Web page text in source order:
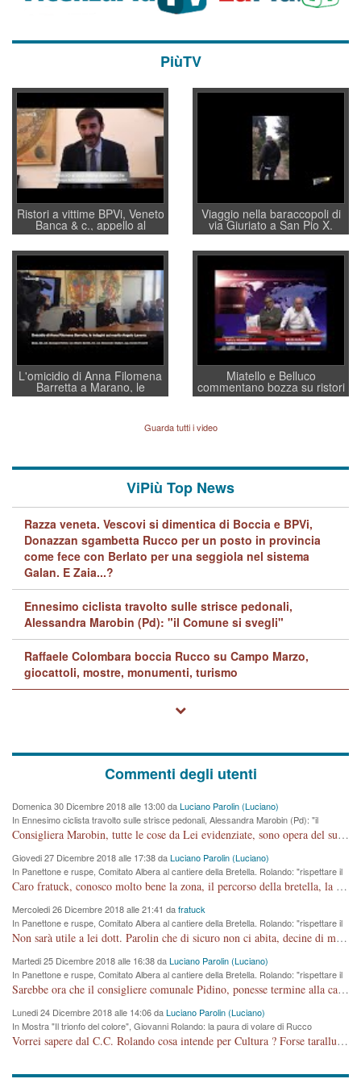
PiùTV
Ristori a vittime BPVi, Veneto
Banca & c., appello al
sottosegretario Alessio
Villarosa: per mettere ordine
convochi con Di Maio CNCU
a supporto della cabina di
regia al Mef
Viaggio nella baraccopoli di
via Giuriato a San Pio X.
Vicenza ai Vicentini: “faremo
un regalo di Natale ai
residenti”
L'omicidio di Anna Filomena
Barretta a Marano, le
indagini dei carabinieri di
Lavarra: più avvincenti di
quelle di... Barbara D'Urso
Miatello e Belluco
commentano bozza su ristori
BPVi e Veneto Banca
Guarda tutti i video
ViPiù Top News
Razza veneta. Vescovi si dimentica di Boccia e BPVi,
Donazzan sgambetta Rucco per un posto in provincia
come fece con Berlato per una seggiola nel sistema
Galan. E Zaia...?
Ennesimo ciclista travolto sulle strisce pedonali,
Alessandra Marobin (Pd): "il Comune si svegli"
Raffaele Colombara boccia Rucco su Campo Marzo,
giocattoli, mostre, monumenti, turismo
Commenti degli utenti
Domenica 30 Dicembre 2018 alle 13:00 daLuciano Parolin (Luciano)
In Ennesimo ciclista travolto sulle strisce pedonali, Alessandra Marobin (Pd): "il
Comune si svegli"
Consigliera Marobin, tutte le cose da Lei evidenziate, sono opera del suo ex Assessore e compagno di Partito Antonio Marco Dalla Pozza Assessore alla "progettazione" di piste ciclabili e altre porcherie. A lui manderei il conto da saldare per incidenti e danni alle persone. E' ora che "finiamola." Avete perso rassegnatevi. qui IL SINDACO RUCCO NON C'ENTRA PER NIENTE. CAPITO!!!!!!!! Amen.
Giovedi 27 Dicembre 2018 alle 17:38 daLuciano Parolin (Luciano)
In Panettone e ruspe, Comitato Albera al cantiere della Bretella. Rolando: "rispettare il
cronoprogramma"
Caro fratuck, conosco molto bene la zona, il percorso della bretella, la situazione dei cittadini, abito in Viale Trento. A partire dal 2003 ho partecipato al Comitato di Maddalene pro bretella, e a riunioni propositive per apportare modifiche al progetto. Numerose mie foto del territorio sono arrivate a Roma, altri miei interventi (non graditi dalla Sx) sono stati pubblicati dal GdV, assieme ad altri come Ciro Asproso, ora favorevole alla bretella. Ho partecipato alla raccolta firme per la chiusura della strada x 5 giorni eseguita dal Sindaco Hullwech per sforamento 180 Micro/g. Pertanto come impegno per la tematica sono apposto con la coscienza. Ora il Progetto è partito, fine! Voglio dire che la nuova Giunta "comunale" non c'entra più. L'opera sarà "malauguratamente" eseguita, ma non con il mio placet. Il Consigliere Comunale dovrebbe capire che la campagna elettorale è finita, con buona pace di tutti. Quello che invece dovrebbe interessare è la proprietà della strada, dall'uscita autostradale Ovest, sino alla Rotatoria dell'Albara, vi sono tre possessori: Autostrade SpA; La Provincia, il Comune. Come la mettiamo per il futuro ? I costi, da 50 sono saliti a 100 milioni di € come dire 20 milioni a KM (!) da non credere. Comunque si farà. Ma nessuno canti Vittoria, anzi meglio non farne un ulteriore fatto "partitico" per questioni elettorali o di seggio. Se mi manda la sua mail, sono disponibile ad inviare i documenti e le foto sopra descritte. Con ossequi, Luciano Parolin
Mercoledi 26 Dicembre 2018 alle 21:41 dafratuck
In Panettone e ruspe, Comitato Albera al cantiere della Bretella. Rolando: "rispettare il
cronoprogramma"
Non sarà utile a lei dott. Parolin che di sicuro non ci abita, decine di migliaia di TIR, automobili e padroncini che passano quotidianamente per una strada appena rotabile, non è più possibile stendere i panni, attraversare la strada senza rischiare la morte, le case stanno crepando, i tempi sono cambiati e la bretella non passerà assolutamente per maddalene (ma cosa sta a dire?!), dia invece responsabilità a chi ha costruito tagliando la strada che doveva invece terminare a isola vicentina e non al moracchino lasciando Motta di Costabissara ancora in panne di traffico. I tempi sono cambiati dottore e se l'anagrafe della vita stagna nell'essere umano impressioni conservatrici, la società non le considera perchè va avanti, si industrializza e ha bisogno di infrastrutture e di sviluppo. Ultima considerazione, se è geloso di Rolando perchè vede in lui solo campagne politiche mentre si difendono i SOLI diritti dei cittadini, la preghiamo faccia considerazioni più appropriate. Saluti e complimenti per i suoi scritti.
Martedi 25 Dicembre 2018 alle 16:38 daLuciano Parolin (Luciano)
In Panettone e ruspe, Comitato Albera al cantiere della Bretella. Rolando: "rispettare il
cronoprogramma"
Sarebbe ora che il consigliere comunale Pidino, ponesse termine alla campagna elettorale nel territorio del suo seggio Villaggio del Sole. La tiraca è iniziata, distruggerà 6 km di prateria ovest della città, ricca di fonti e sorgenti d'acqua. I cittadini di Maddalene non avranno più Pace la notte. Molta colpa per la costruzione di questa Strada è proprio del signor Rolando,dei suoi gazebo mobili e che vuol far passare questa opera VANDALICA come progetto "utile" a chi ? Non è cosa seria sig. Rolando!
Lunedi 24 Dicembre 2018 alle 14:06 daLuciano Parolin (Luciano)
In Mostra "Il trionfo del colore", Giovanni Rolando: la paura di volare di Rucco
Vorrei sapere dal C.C. Rolando cosa intende per Cultura ? Forse tarallucci, vino e sagre, o spaghetti tricolori del PD ? Il continuo (s)parlare della mostra a Palazzo Chiericati caro consigliere DANNEGGIA FORTEMENTE l'immagine della città TUTTA e fa deviare i consensi che in RUSSIA (badi bene ex U.R.S.S.) sono ECCELLENTI. A livello artistico l'evento è di alta Valenza culturale, COMPITO di Tutta la Cittadinanza fare il possibile per propagandare l'iniziativa senza farne UN CASO PARTITICO come fa Lei da sempre. Meno Gazebo + Partecipazione! E così sia. Amen.